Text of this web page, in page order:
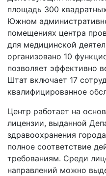
площадь 300
Южном
помещениях центра
для медицинской
организовано 10
позволяет эффективно
Штат включает 17
квалифицированное
Центр работает на
лицензии, выданной
здравоохранения
полное соответствие
требованиям. Среди
направлений можно